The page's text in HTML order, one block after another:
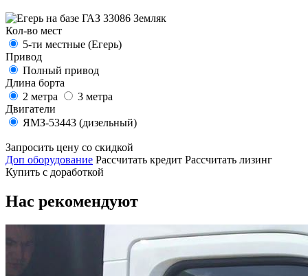
Кол-во мест
5-ти местные (Егерь)
Привод
Полный привод
Длина борта
2 метра
3 метра
Двигатели
ЯМЗ-53443 (дизельный)
Запросить цену со скидкой
Доп оборудование Рассчитать кредит Рассчитать лизинг
Купить с доработкой
Нас рекомендуют